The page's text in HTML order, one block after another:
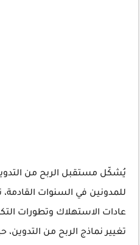
يُشكّل مستقبل الربح من
للمدونين في السنوات
عادات الاستهلاك وتطورات
تغيير نماذج الربح من التدوين،